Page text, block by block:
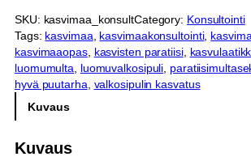
i
m
a
a
k
n
u
SKU: kasvimaa_konsultCategory: Konsultointi
Tags: kasvimaa, kasvimaakonsultointi,
kasvimaaopas, kasvisten paratiisi,
luomumulta, luomuvalkosipuli,
hyvä puutarha, valkosipulin kasvatus
Kuvaus
Kuvaus